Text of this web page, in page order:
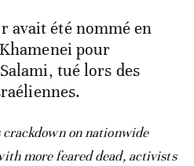
avait été nommé en
pour
tué lors des
on nationwide
more feared dead, activists